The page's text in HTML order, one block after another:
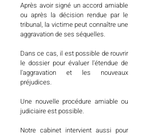
Après avoir signé un accord amiable
ou après la décision rendue par le
tribunal, la victime peut connaître une
aggravation de ses séquelles.
Dans ce cas, il est possible de rouvrir
le dossier pour évaluer l'étendue de
l'aggravation et les nouveaux
préjudices.
Une nouvelle procédure amiable ou
judiciaire est possible.
Notre cabinet intervient aussi pour